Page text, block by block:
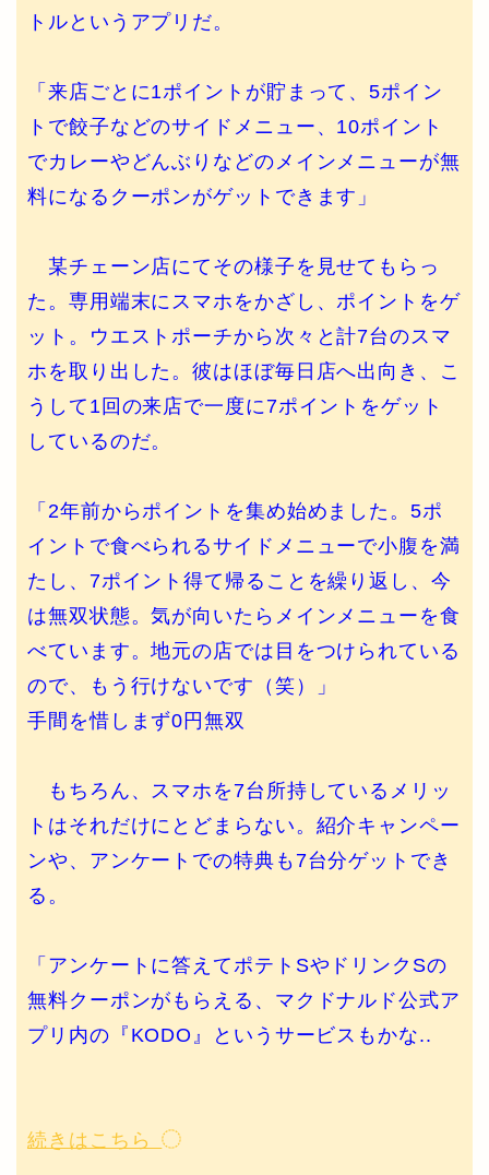
トルというアプリだ。
「来店ごとに1ポイントが貯まって、5ポイン
トで餃子などのサイドメニュー、10ポイント
でカレーやどんぶりなどのメインメニューが無
料になるクーポンがゲットできます」
某チェーン店にてその様子を見せてもらっ
た。専用端末にスマホをかざし、ポイントをゲ
ット。ウエストポーチから次々と計7台のスマ
ホを取り出した。彼はほぼ毎日店へ出向き、こ
うして1回の来店で一度に7ポイントをゲット
しているのだ。
「2年前からポイントを集め始めました。5ポ
イントで食べられるサイドメニューで小腹を満
たし、7ポイント得て帰ることを繰り返し、今
は無双状態。気が向いたらメインメニューを食
べています。地元の店では目をつけられている
ので、もう行けないです（笑）」
手間を惜しまず0円無双
もちろん、スマホを7台所持しているメリッ
トはそれだけにとどまらない。紹介キャンペー
ンや、アンケートでの特典も7台分ゲットでき
る。
「アンケートに答えてポテトSやドリンクSの
無料クーポンがもらえる、マクドナルド公式ア
プリ内の『KODO』というサービスもかな..
続きはこちら